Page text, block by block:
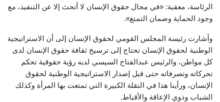
الرئاسة، معقبة: «في مجال حقوق الإنسان لا أتحث إلا عن التنفيذ، مع
وجود الحماية وضمان التمتع».
وأشارت رئيسة المجلس القومي لحقوق الإنسان إلى أن الاستراتيجية
الوطنية لحقوق الإنسان تحتاج إلى ترسيخ ثقافة حقوق الإنسان لدى
كل مواطن، والرئيس عبدالفتاح السيسي لديه رؤية حقوقية تحكم
تحركاته وتصرفاته حتى قبل إصدار الاستراتيجية الوطنية لحقوق
الإنسان، ورأينا هذا في النقلة الكبيرة التي تمتعت بها المرأة وكذلك
الشباب وذوي الإعاقة والأقباط.